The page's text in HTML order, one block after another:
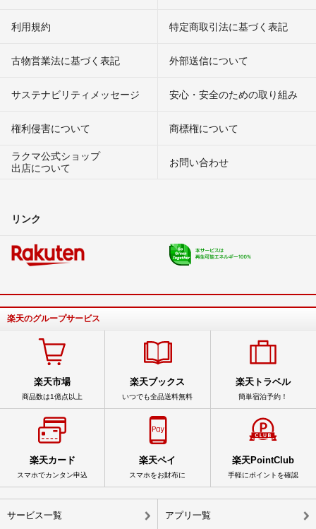
利用規約 特定商取引法に基づく表記
古物営業法に基づく表記 外部送信について
サステナビリティメッセージ 安心・安全のための取り組み
権利侵害について
商標権について
ラクマ公式ショップ
出店について
お問い合わせ
リンク
楽天のグループサービス
楽天市場
商品数は1億点以上
楽天ブックス
いつでも全品送料無料
楽天トラベル
簡単宿泊予約！
楽天カード
スマホでカンタン申込
楽天ペイ
スマホをお財布に
楽天PointClub
手軽にポイントを確認
サービス一覧 アプリ一覧